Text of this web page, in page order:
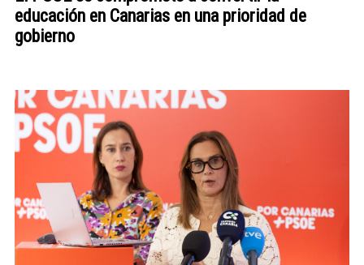
educación en Canarias en una prioridad de
gobierno